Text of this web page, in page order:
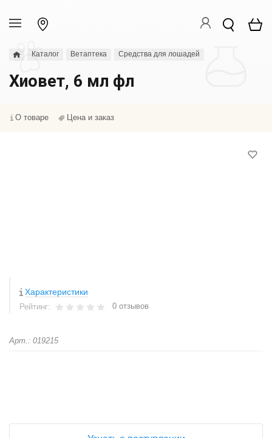
Каталог Ветаптека Средства для лошадей
Хиовет, 6 мл фл
О товаре Цена и заказ
Характеристики
Рейтинг: 0 отзывов
Арт.: 019215